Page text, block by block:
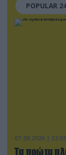
POPULAR
07.08.2026 | 23:02
Τα πρώτα